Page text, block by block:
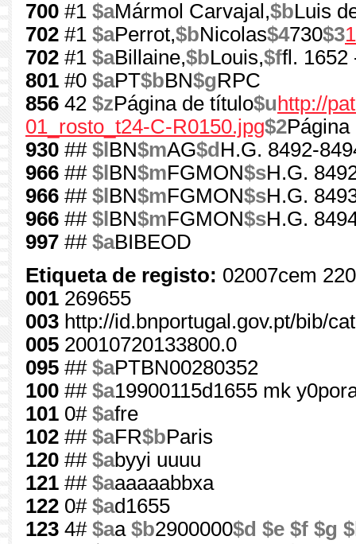
700 #1 $aMármol Carvajal,$bLuis
702 #1 $aPerrot,$bNicolas$4730$3
702 #1 $aBillaine,$bLouis,$ffl. 1652
801 #0 $aPT$bBN$gRPC
856 42 $zPágina de título$u http://
01_rosto_t24-C-R0150.jpg$2
930 ## $l BN$mAG$d H.G. 8492-
966 ## $l BN$mFGMON$sH.G.
966 ## $l BN$mFGMON$sH.G.
966 ## $l BN$mFGMON$sH.G.
997 ## $aBIBEOD
Etiqueta de registo: 02007cem
001 269655
003 http://id.bnportugal.gov.pt/bib/
005 20010720133800.0
095 ## $aPTBN00280352
100 ## $a19900115d1655 mk
101 0# $afre
102 ## $aFR$bParis
120 ## $abyyi uuuu
121 ## $aaaaaabbxa
122 0# $ad1655
123 4# $aa $b2900000$d $e $f $g